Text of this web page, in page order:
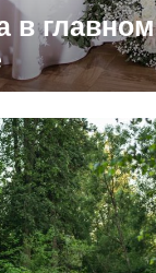
в главном